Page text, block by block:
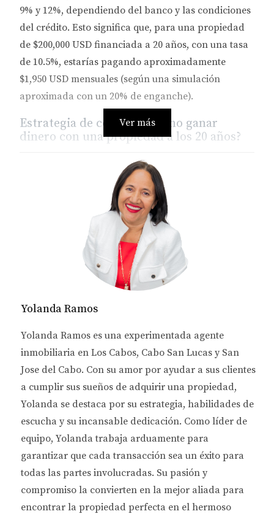
9% y 12%, dependiendo del banco y las condiciones
del crédito. Esto significa que, para una propiedad
de $200,000 USD financiada a 20 años, con una tasa
de 10.5%, estarías pagando aproximadamente
$1,950 USD mensuales (según una simulación
aproximada con un 20% de enganche).
Estrategia de compra: ¿Cómo ganar
dinero con una propiedad a los 20 años?
Si compras una propiedad por $200,000 USD en Los
Cabos a los 20 años, los beneficios financieros
pueden ser inmensos, sobre todo si optas por
alquilarla para generar ingresos pasivos. Aquí un
desglose de cómo funcionaría:
Ingreso por renta vacacional o a largo plazo
En Los Cabos, podrías generar entre
$2,500 USD mensualesrentando la propiedad.
Si optas por rentas vacacionales a través de
incrementar estos ingresos, especialmente en
Pagos del crédito hipotecario: Suponiendo un
pago mensual de$1,950 USD, la renta cubriría
gran parte, si no la totalidad, de tu
mensualidad, dejando un flujo de efectivo
positivo o, al menos, evitando que tengas que
destinar más de tus propios ingresos al pago
del crédito.
Ver más
Yolanda Ramos
Yolanda Ramos es una experimentada agente
inmobiliaria en Los Cabos, Cabo San Lucas y San
Jose del Cabo. Con su amor por ayudar a sus clientes
a cumplir sus sueños de adquirir una propiedad,
Yolanda se destaca por su estrategia, habilidades de
escucha y su incansable dedicación. Como líder de
equipo, Yolanda trabaja arduamente para
garantizar que cada transacción sea un éxito para
todas las partes involucradas. Su pasión y
compromiso la convierten en la mejor aliada para
encontrar la propiedad perfecta en el hermoso